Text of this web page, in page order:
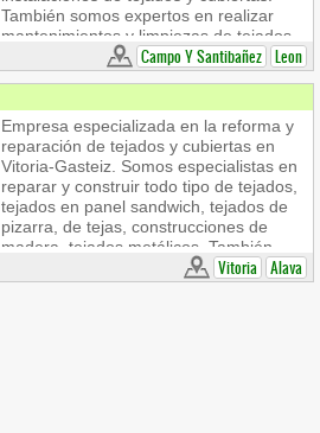
Instalamos claraboyas y realizamos
trabajos de mantenimiento y limpieza
También somos expertos en realizar
mantenimientos y limpiezas de tejados
para comunidades, instalar estructuras
de hormigón para tejados, sustitución
instalación de claraboyas... Pide tu
presupuesto al 987799527
Campo Y Santibañez Leon
Empresa especializada en la reforma y
reparación de tejados y cubiertas en
Vitoria-Gasteiz. Somos especialistas en
reparar y construir todo tipo de tejados,
tejados en panel sandwich, tejados de
pizarra, de tejas, construcciones de
madera, tejados metálicos. También
nos encargamos de arreglar cubiertas y
azoteas, realizamos
Vitoria Alava